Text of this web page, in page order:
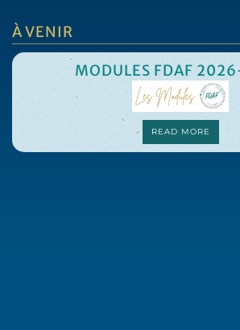
À VENIR
MODULES FDAF
READ MORE